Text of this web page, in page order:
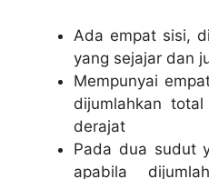
Ada empat sisi,
yang sejajar dan
Mempunyai
dijumlahkan
derajat
Pada dua sudut
apabila